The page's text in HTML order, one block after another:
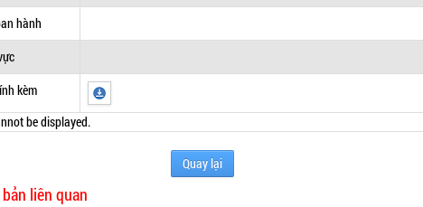
hành
kèm
be displayed.
Quay lại
liên quan